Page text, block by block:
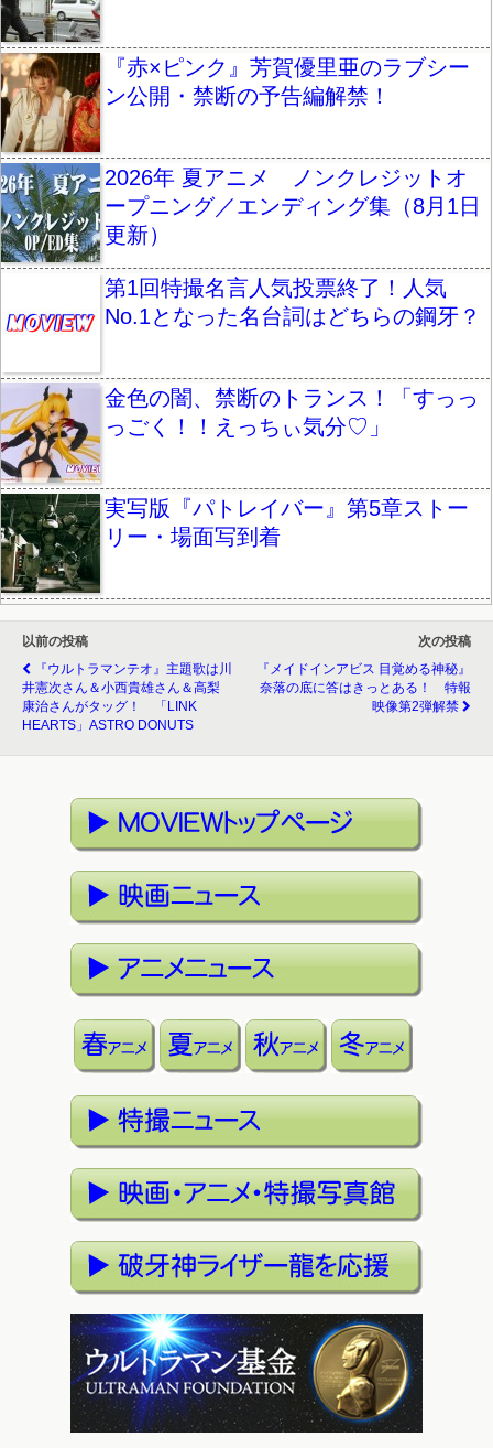
『赤×ピンク』芳賀優里亜のラブシー
ン公開・禁断の予告編解禁！
2026年 夏アニメ ノンクレジットオ
ープニング／エンディング集（8月1日
更新）
第1回特撮名言人気投票終了！人気
No.1となった名台詞はどちらの鋼牙？
金色の闇、禁断のトランス！「すっっ
っごく！！えっちぃ気分♡」
実写版『パトレイバー』第5章ストー
リー・場面写到着
以前の投稿
『ウルトラマンテオ』主題歌は川
井憲次さん＆小西貴雄さん＆高梨
康治さんがタッグ！ 「LINK
HEARTS」ASTRO DONUTS
次の投稿
『メイドインアビス 目覚める神秘』
奈落の底に答はきっとある！ 特報
映像第2弾解禁